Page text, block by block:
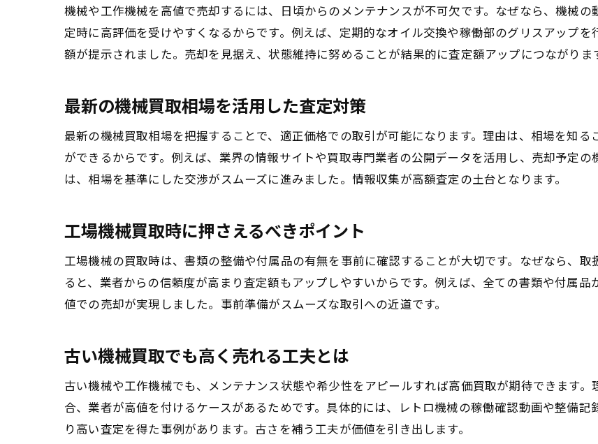
工作機械買取相場のチェックポイント
中古工作機械の価格表示を正しく理解
工作機械買取で高額査定を得るために
古い機械の買取でも納得価格を目指す方法
査定前にできる機械の準備ポイント
古い機械でも高値が期待できる理由とは
古い機械買取が注目される背景を解説
古い工場機械でも高く売るための工夫
口コミで分かる古い機械買取の実態
不要機械買取時の交渉ポイントまとめ
信頼できる機械買取業者を見極める基準
中古機械買取ランキングの活かし方を紹介
口コミで選ぶ工場機械買取サービスの特徴
機械や工作機械を高値で売却するには、日頃からのメンテナンスが不可欠です。なぜなら、機械
定時に高評価を受けやすくなるからです。例えば、定期的なオイル交換や稼働部のグリスアップ
額が提示されました。売却を見据え、状態維持に努めることが結果的に査定額アップにつながりま
最新の機械買取相場を活用した査定対策
最新の機械買取相場を把握することで、適正価格での取引が可能になります。理由は、相場を知
ができるからです。例えば、業界の情報サイトや買取専門業者の公開データを活用し、売却予定
は、相場を基準にした交渉がスムーズに進みました。情報収集が高額査定の土台となります。
工場機械買取時に押さえるべきポイント
工場機械の買取時は、書類の整備や付属品の有無を事前に確認することが大切です。なぜなら、
ると、業者からの信頼度が高まり査定額もアップしやすいからです。例えば、全ての書類や付属
値での売却が実現しました。事前準備がスムーズな取引への近道です。
古い機械買取でも高く売れる工夫とは
古い機械や工作機械でも、メンテナンス状態や希少性をアピールすれば高価買取が期待できます
合、業者が高値を付けるケースがあるためです。具体的には、レトロ機械の稼働確認動画や整備
り高い査定を得た事例があります。古さを補う工夫が価値を引き出します。